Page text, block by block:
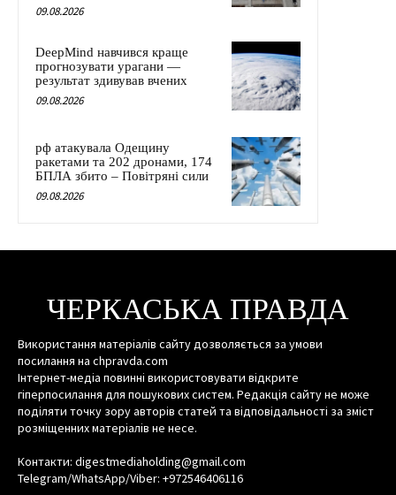
09.08.2026
DeepMind навчився краще
прогнозувати урагани —
результат здивував вчених
09.08.2026
рф атакувала Одещину
ракетами та 202 дронами, 174
БПЛА збито – Повітряні сили
09.08.2026
ЧЕРКАСЬКА ПРАВДА
Використання матеріалів сайту дозволяється за умови
посилання на chpravda.com
Інтернет-медіа повинні використовувати відкрите
гіперпосилання для пошукових систем. Редакція сайту не може
поділяти точку зору авторів статей та відповідальності за зміст
розміщенних матеріалів не несе.
Контакти: digestmediaholding@gmail.com
Telegram/WhatsApp/Viber: +972546406116